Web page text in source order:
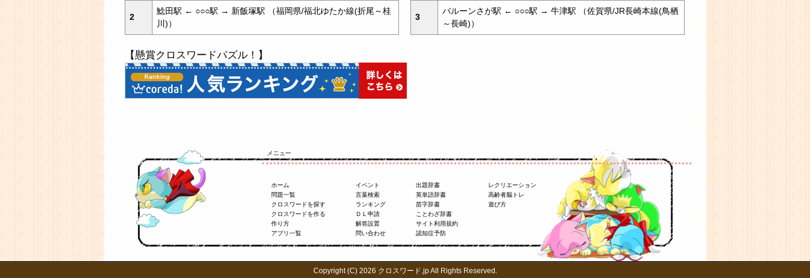
2
鯰田駅 ← ○○○駅 → 新飯塚駅 （福岡県/福北ゆたか線(折尾～桂
川)）
3
バルーンさが駅 ← ○○○駅 → 牛津駅 （佐賀県/JR長崎本線(鳥栖
～長崎)）
【懸賞クロスワードパズル！】
メニュー
ホーム
問題一覧
クロスワードを探す
クロスワードを作る
作り方
アプリ一覧
イベント
言葉検索
ランキング
ＤＬ申請
解答設置
問い合わせ
出題辞書
英単語辞書
苗字辞書
ことわざ辞書
サイト利用規約
認知症予防
レクリエーション
高齢者脳トレ
遊び方
Copyright (C) 2026 クロスワード.jpAll Rights Reserved.